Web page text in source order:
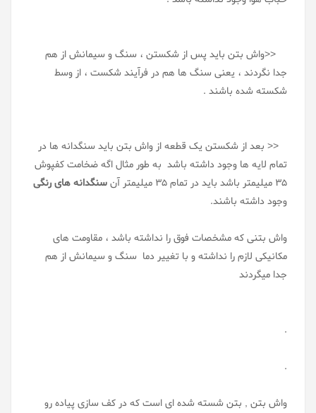
<<واش بتن باید پس از شکستن ، سنگ و سیمانش از هم
جدا نگردند ، یعنی سنگ ها هم در فرآیند شکست ، از وسط
شکسته شده باشند .
<< بعد از شکستن یک قطعه از واش بتن باید سنگدانه ها در
تمام لایه ها وجود داشته باشد به طور مثال اگه ضخامت کفپوش
35 میلیمتر باشد باید در تمام 35 میلیمتر آن
سنگدانه های رنگی
وجود داشته باشند.
واش بتنی که مشخصات فوق را نداشته باشد ، مقاومت های
مکانیکی لازم را نداشته و با تغییر دما سنگ و سیمانش از هم
جدا میگردند
.
.
واش بتن , بتن شسته شده ای است که در کف سازی پیاده رو